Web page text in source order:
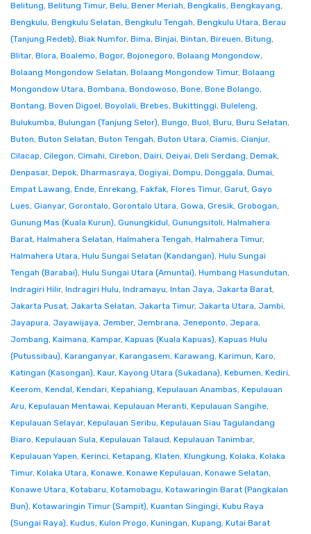
Belitung, Belitung Timur, Belu, Bener Meriah, Bengkalis, Bengkayang,
Bengkulu, Bengkulu Selatan, Bengkulu Tengah, Bengkulu Utara, Berau
(Tanjung Redeb), Biak Numfor, Bima, Binjai, Bintan, Bireuen, Bitung,
Blitar, Blora, Boalemo, Bogor, Bojonegoro, Bolaang Mongondow,
Bolaang Mongondow Selatan, Bolaang Mongondow Timur, Bolaang
Mongondow Utara, Bombana, Bondowoso, Bone, Bone Bolango,
Bontang, Boven Digoel, Boyolali, Brebes, Bukittinggi, Buleleng,
Bulukumba, Bulungan (Tanjung Selor), Bungo, Buol, Buru, Buru Selatan,
Buton, Buton Selatan, Buton Tengah, Buton Utara, Ciamis, Cianjur,
Cilacap, Cilegon, Cimahi, Cirebon, Dairi, Deiyai, Deli Serdang, Demak,
Denpasar, Depok, Dharmasraya, Dogiyai, Dompu, Donggala, Dumai,
Empat Lawang, Ende, Enrekang, Fakfak, Flores Timur, Garut, Gayo
Lues, Gianyar, Gorontalo, Gorontalo Utara, Gowa, Gresik, Grobogan,
Gunung Mas (Kuala Kurun), Gunungkidul, Gunungsitoli, Halmahera
Barat, Halmahera Selatan, Halmahera Tengah, Halmahera Timur,
Halmahera Utara, Hulu Sungai Selatan (Kandangan), Hulu Sungai
Tengah (Barabai), Hulu Sungai Utara (Amuntai), Humbang Hasundutan,
Indragiri Hilir, Indragiri Hulu, Indramayu, Intan Jaya, Jakarta Barat,
Jakarta Pusat, Jakarta Selatan, Jakarta Timur, Jakarta Utara, Jambi,
Jayapura, Jayawijaya, Jember, Jembrana, Jeneponto, Jepara,
Jombang, Kaimana, Kampar, Kapuas (Kuala Kapuas), Kapuas Hulu
(Putussibau), Karanganyar, Karangasem, Karawang, Karimun, Karo,
Katingan (Kasongan), Kaur, Kayong Utara (Sukadana), Kebumen, Kediri,
Keerom, Kendal, Kendari, Kepahiang, Kepulauan Anambas, Kepulauan
Aru, Kepulauan Mentawai, Kepulauan Meranti, Kepulauan Sangihe,
Kepulauan Selayar, Kepulauan Seribu, Kepulauan Siau Tagulandang
Biaro, Kepulauan Sula, Kepulauan Talaud, Kepulauan Tanimbar,
Kepulauan Yapen, Kerinci, Ketapang, Klaten, Klungkung, Kolaka, Kolaka
Timur, Kolaka Utara, Konawe, Konawe Kepulauan, Konawe Selatan,
Konawe Utara, Kotabaru, Kotamobagu, Kotawaringin Barat (Pangkalan
Bun), Kotawaringin Timur (Sampit), Kuantan Singingi, Kubu Raya
(Sungai Raya), Kudus, Kulon Progo, Kuningan, Kupang, Kutai Barat